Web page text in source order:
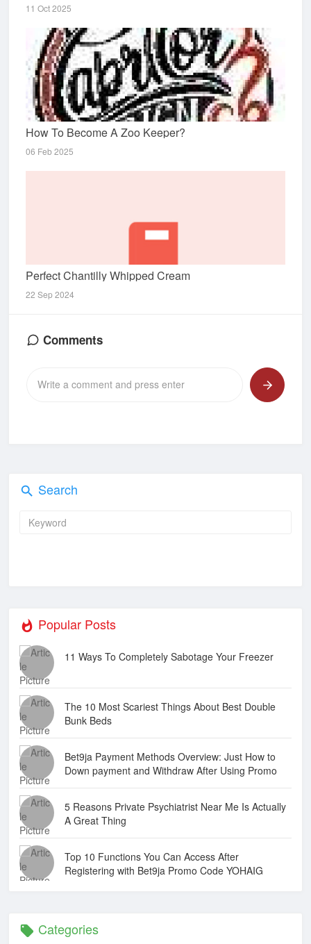
11 Oct 2025
How To Become A Zoo Keeper?
06 Feb 2025
Perfect Chantilly Whipped Cream
22 Sep 2024
Comments
Search
Popular Posts
11 Ways To Completely Sabotage Your Freezer
The 10 Most Scariest Things About Best Double
Bunk Beds
Bet9ja Payment Methods Overview: Just How to
Down payment and Withdraw After Using Promo
5 Reasons Private Psychiatrist Near Me Is Actually
A Great Thing
Top 10 Functions You Can Access After
Registering with Bet9ja Promo Code YOHAIG
Categories